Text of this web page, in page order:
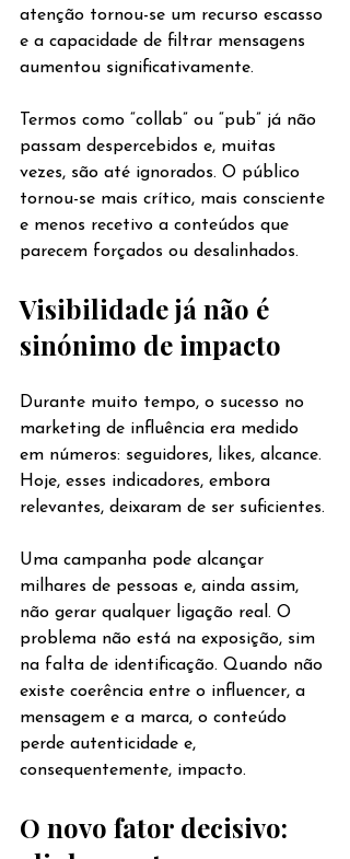
atenção tornou-se um recurso escasso
e a capacidade de filtrar mensagens
aumentou significativamente.
Termos como “collab” ou “pub” já não
passam despercebidos e, muitas
vezes, são até ignorados. O público
tornou-se mais crítico, mais consciente
e menos recetivo a conteúdos que
parecem forçados ou desalinhados.
Visibilidade já não é
sinónimo de impacto
Durante muito tempo, o sucesso no
marketing de influência era medido
em números: seguidores, likes, alcance.
Hoje, esses indicadores, embora
relevantes, deixaram de ser suficientes.
Uma campanha pode alcançar
milhares de pessoas e, ainda assim,
não gerar qualquer ligação real. O
problema não está na exposição, sim
na falta de identificação. Quando não
existe coerência entre o influencer, a
mensagem e a marca, o conteúdo
perde autenticidade e,
consequentemente, impacto.
O novo fator decisivo: